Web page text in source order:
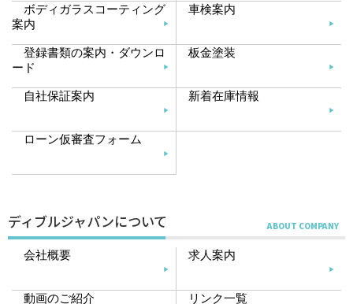
ボディガラスコーティング
案内
車検案内
登録書類の案内・ダウンロ
ード
板金塗装
自社保証案内 新着在庫情報
ローン仮審査フォーム
ディブルジャパンについて
会社概要 求人案内
動画のご紹介 リンク一覧